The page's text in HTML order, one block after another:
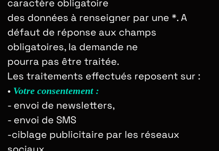
caractère obligatoire
des données à renseigner par une *. A
défaut de réponse aux champs
obligatoires, la demande ne
pourra pas être traitée.
Les traitements effectués reposent sur :
• Votre consentement :
- envoi de newsletters,
- envoi de SMS
-ciblage publicitaire par les réseaux